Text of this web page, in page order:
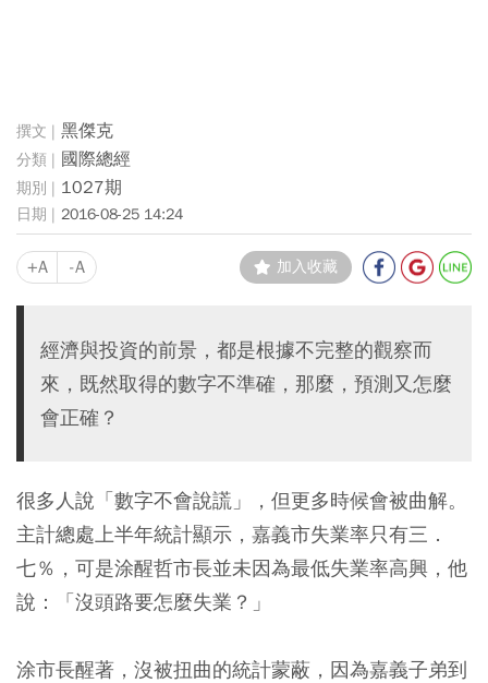
黑傑克
國際總經
1027期
2016-08-25 14:24
+A -A 加入收藏
經濟與投資的前景，都是根據不完整的觀察而
來，既然取得的數字不準確，那麼，預測又怎麼
會正確？
很多人說「數字不會說謊」，但更多時候會被曲解。
主計總處上半年統計顯示，嘉義市失業率只有三．
七％，可是涂醒哲市長並未因為最低失業率高興，他
說：「沒頭路要怎麼失業？」
涂市長醒著，沒被扭曲的統計蒙蔽，因為嘉義子弟到